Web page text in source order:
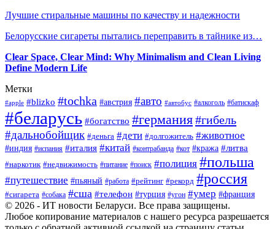
Лучшие стиральные машины по качеству и надежности
Белорусские сигареты пытались переправить в тайнике из…
Clear Space, Clear Mind: Why Minimalism and Clean Living
Define Modern Life
Метки
#apple #blizko #tochka #австрия #авто #автобус #алкоголь #батискаф
#беларусь #богатство #германия#гибель
#дальнобойщик #деньга #дети #долгожитель #животное
#индия #испания #италия #китай #контрабанда #кот #кража #литва
#наркотик #недвижимость #питание #поиск #полиция #польша
#путешествие #пьяный #работа #рейтинг #рекорд #россия
#сигарета #собака #сша #телефон #турция #угон #умер #франция
© 2026 - ИТ новости Беларуси. Все права защищены.
Любое копирование материалов с нашего ресурса разрешается